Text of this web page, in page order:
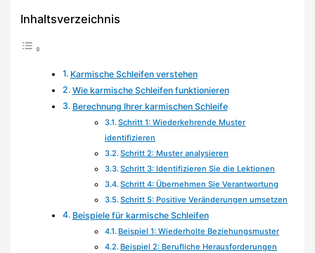
Inhaltsverzeichnis
Karmische Schleifen verstehen
Wie karmische Schleifen funktionieren
Berechnung Ihrer karmischen Schleife
Schritt 1: Wiederkehrende Muster
identifizieren
Schritt 2: Muster analysieren
Schritt 3: Identifizieren Sie die Lektionen
Schritt 4: Übernehmen Sie Verantwortung
Schritt 5: Positive Veränderungen umsetzen
Beispiele für karmische Schleifen
Beispiel 1: Wiederholte Beziehungsmuster
Beispiel 2: Berufliche Herausforderungen